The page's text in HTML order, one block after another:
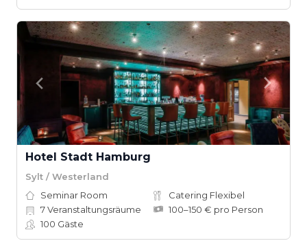
Hotel Stadt Hamburg
Sylt / Westerland
Seminar Room
Catering Flexibel
7Veranstaltungsräume
100–150 € pro Person
100 Gäste